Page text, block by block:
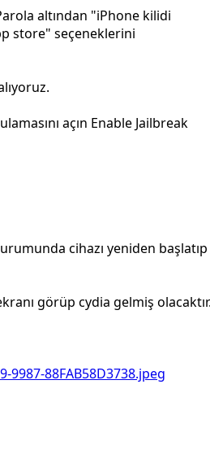
altından "iPhone kilidi
store" seçeneklerini
açın Enable Jailbreak
cihazı yeniden başlatıp
görüp cydia gelmiş